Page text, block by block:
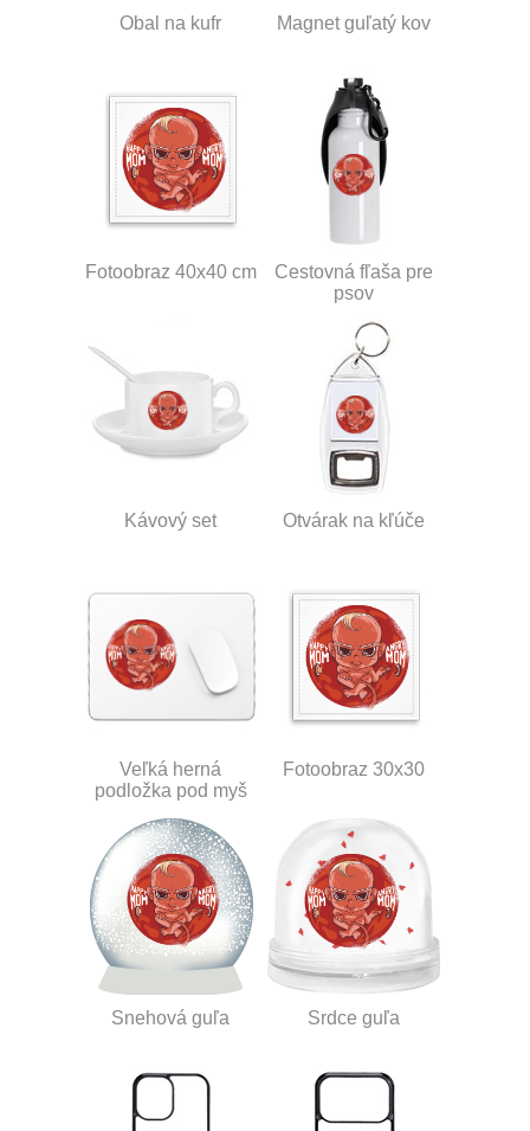
Obal na kufr Magnet guľatý kov
Fotoobraz 40x40 cm
Cestovná fľaša pre
psov
Kávový set Otvárak na kľúče
Veľká herná
podložka pod myš
Fotoobraz 30x30
Snehová guľa Srdce guľa